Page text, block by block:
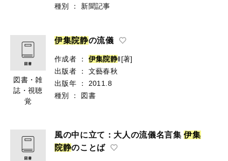
種別
： 新聞記事
図書・雑
誌・視聴
覚
伊集院静の流儀
作成者 ： 伊集院静‖[著]
出版者
：
文藝春秋
出版年
：
2011.8
種別
： 図書
風の中に立て：大人の流儀名言集伊集
院静のことば